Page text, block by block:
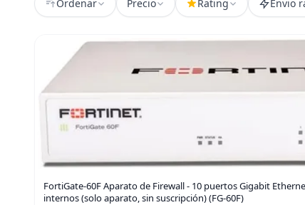
Ordenar Precio Rating Envio
FortiGate-60F Aparato de Firewall - 10 puertos Gigabit
internos (solo aparato, sin suscripción) (FG-60F)